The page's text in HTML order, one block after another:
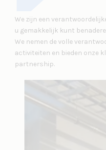
We zijn een
u gemakkelijk kunt
We nemen de volle
activiteiten en bieden onze
partnership.